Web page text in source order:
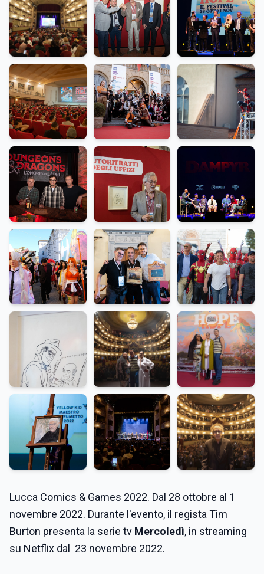
Lucca Comics & Games 2022. Dal 28 ottobre al 1
novembre 2022. Durante l'evento, il regista Tim
Burton presenta la serie tv Mercoledì, in streaming
su Netflix dal 23 novembre 2022.